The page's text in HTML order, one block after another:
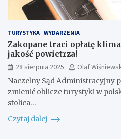
TURYSTYKA WYDARZENIA
Zakopane traci opłatę
jakość powietrza!
28 sierpnia 2025
Olaf
Naczelny Sąd Administracyjny
zmienić oblicze turystyki w
stolica…
Czytaj dalej